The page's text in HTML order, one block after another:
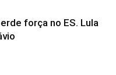
força no ES. Lula